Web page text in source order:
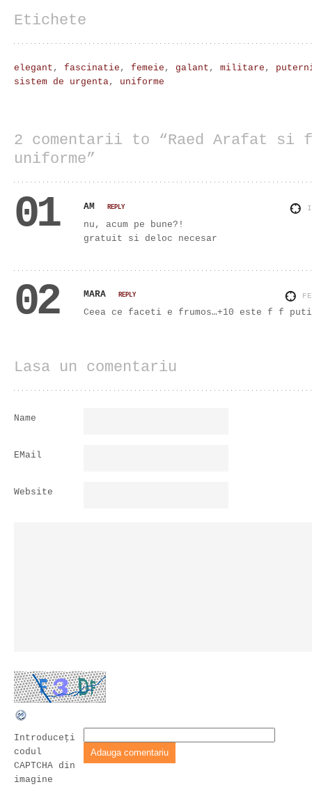
Etichete
elegant , fascinatie , femeie , galant , militare ,
sistem de urgenta, uniforme
2 comentarii to “Raed Arafat si
uniforme”
01 AM REPLY
nu, acum pe bune?!
gratuit si deloc necesar
02 MARA REPLY
Ceea ce faceti e frumos…+10 este f f
Lasa un comentariu
Name
EMail
Website
Introduceţi
codul
CAPTCHA din
imagine